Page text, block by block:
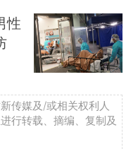
性
传媒及/或相关权利人
行转载、摘编、复制及